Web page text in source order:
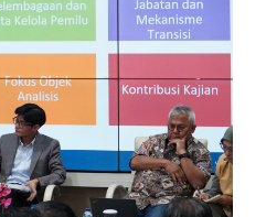
Penataan